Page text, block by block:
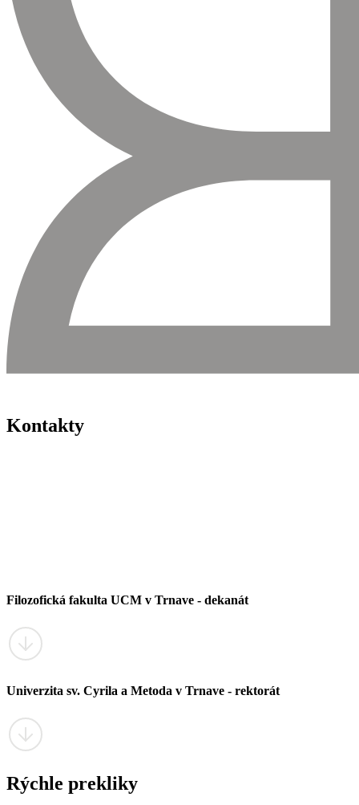
Kontakty
Filozofická fakulta UCM v Trnave - dekanát
Univerzita sv. Cyrila a Metoda v Trnave - rektorát
Rýchle prekliky